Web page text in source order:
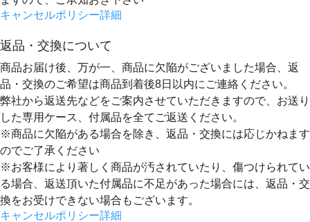
キャンセルポリシー詳細
返品・交換について
商品お届け後、万が一、商品に欠陥がございました場合、返
品・交換のご希望は商品到着後8日以内にご連絡ください。
弊社から返送先などをご案内させていただきますので、お送り
した専用ケース、付属品を全てご返送ください。
※商品に欠陥がある場合を除き、返品・交換には応じかねます
のでご了承ください
※お客様により著しく商品が汚されていたり、傷つけられてい
る場合、返送頂いた付属品に不足があった場合には、返品・交
換をお受けできない場合もございます。
キャンセルポリシー詳細